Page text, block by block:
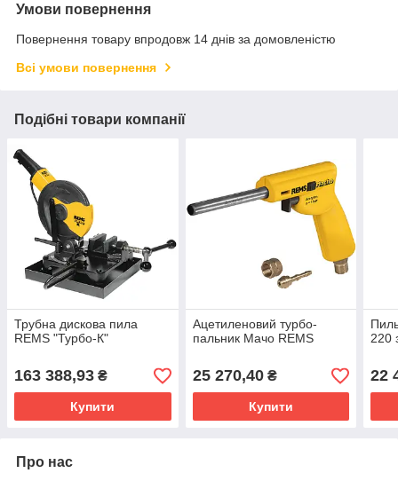
Умови повернення
Повернення товару впродовж 14 днів за домовленістю
Всі умови повернення
Подібні товари компанії
Трубна дискова пила
REMS "Турбо-К"
163 388,93 ₴
Купити
Ацетиленовий турбо-
пальник Мачо REMS
25 270,40₴
Купити
220
22
Про нас